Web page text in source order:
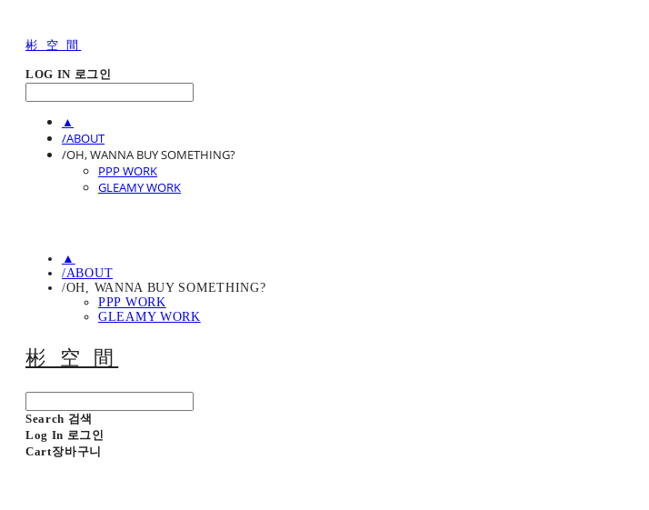
彬 空 間
LOG IN 로그인
▲
/ABOUT
/OH, WANNA BUY SOMETHING?
PPP WORK
GLEAMY WORK
▲
/ABOUT
/OH, WANNA BUY SOMETHING?
PPP WORK
GLEAMY WORK
彬 空 間
Search 검색
Log In 로그인
Cart장바구니